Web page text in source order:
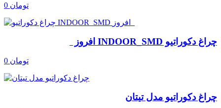
0 تومان
چراغ دکوراتیو INDOOR_SMD افروز
0 تومان
چراغ دکوراتیو مدل تیتان